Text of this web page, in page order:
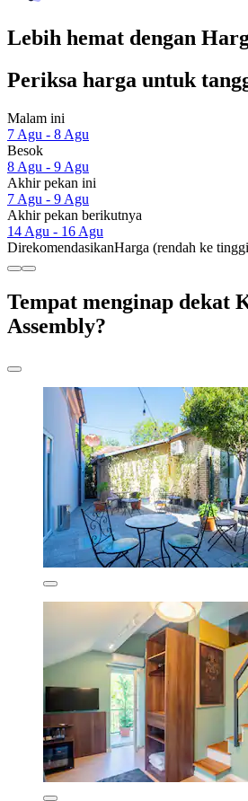
Lebih hemat dengan
Periksa harga untuk
Malam ini
7 Agu - 8 Agu
Besok
8 Agu - 9 Agu
Akhir pekan ini
7 Agu - 9 Agu
Akhir pekan berikutnya
14 Agu - 16 Agu
DirekomendasikanHarga (rendah ke
Tempat menginap dekat
Assembly?